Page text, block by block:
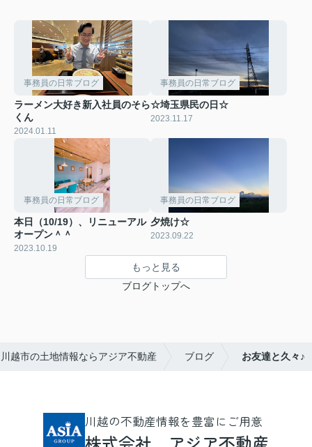
事務員の日常ブログ
ラーメン大好き新入社員のそら
くん
2024.01.11
事務員の日常ブログ
☆埼玉県民の日☆
2023.11.17
事務員の日常ブログ
本日（10/19）、リニューアル
オープン＾＾
2023.10.19
事務員の日常ブログ
夕焼け☆
2023.09.22
もっと見る
ブログトップへ
川越市の土地情報ならアジア不動産 ブログ お友達と久々♪
川越の不動産情報を豊富にご用意